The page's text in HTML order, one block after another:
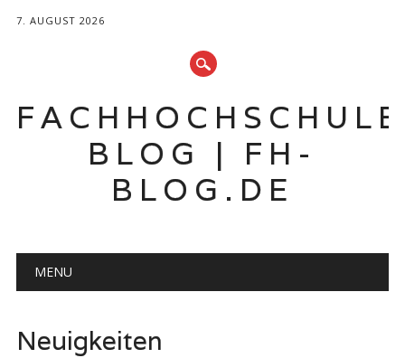
7. AUGUST 2026
BLOG | FH-
BLOG.DE
Hauptmenü
MENU
Neuigkeiten